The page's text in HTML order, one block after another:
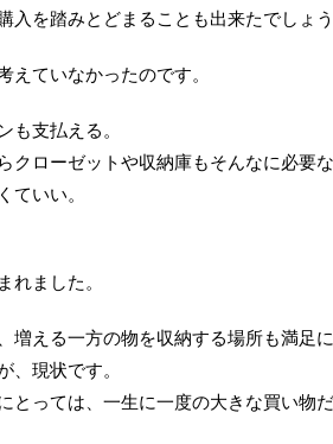
入を踏みとどまることも出来たでしょう
えていなかったのです。
も支払える。
クローゼットや収納庫もそんなに必要な
ていい。
れました。
増える一方の物を収納する場所も満足
、現状です。
とっては、一生に一度の大きな買い物だ